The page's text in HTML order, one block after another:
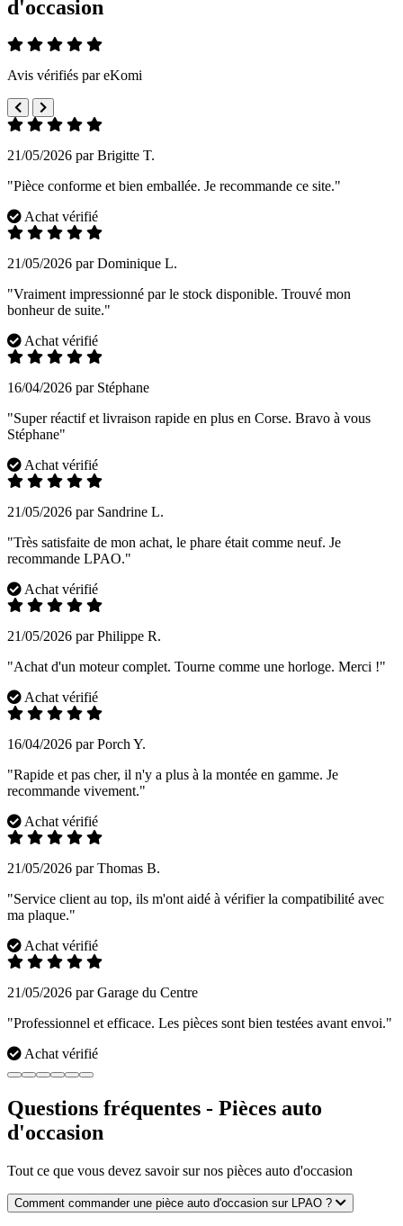
d'occasion
Avis vérifiés par eKomi
21/05/2026 par Brigitte T.
"Pièce conforme et bien emballée. Je recommande ce site."
Achat vérifié
21/05/2026 par Dominique L.
"Vraiment impressionné par le stock disponible. Trouvé mon
bonheur de suite."
Achat vérifié
16/04/2026 par Stéphane
"Super réactif et livraison rapide en plus en Corse. Bravo à vous
Stéphane"
Achat vérifié
21/05/2026 par Sandrine L.
"Très satisfaite de mon achat, le phare était comme neuf. Je
recommande LPAO."
Achat vérifié
21/05/2026 par Philippe R.
"Achat d'un moteur complet. Tourne comme une horloge. Merci !"
Achat vérifié
16/04/2026 par Porch Y.
"Rapide et pas cher, il n'y a plus à la montée en gamme. Je
recommande vivement."
Achat vérifié
21/05/2026 par Thomas B.
"Service client au top, ils m'ont aidé à vérifier la compatibilité avec
ma plaque."
Achat vérifié
21/05/2026 par Garage du Centre
"Professionnel et efficace. Les pièces sont bien testées avant envoi."
Achat vérifié
Questions fréquentes - Pièces auto
d'occasion
Tout ce que vous devez savoir sur nos pièces auto d'occasion
Comment commander une pièce auto d'occasion sur LPAO ?